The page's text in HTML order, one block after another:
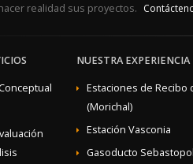
realidad sus proyectos.
NUESTRA EXPERIENCIA
Estaciones de Recibo
(Morichal)
Estación Vasconia
Gasoducto Sebastopol